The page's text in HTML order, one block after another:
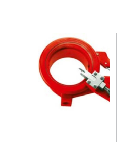
samlede udvalg af
online med levering eller besøg et af